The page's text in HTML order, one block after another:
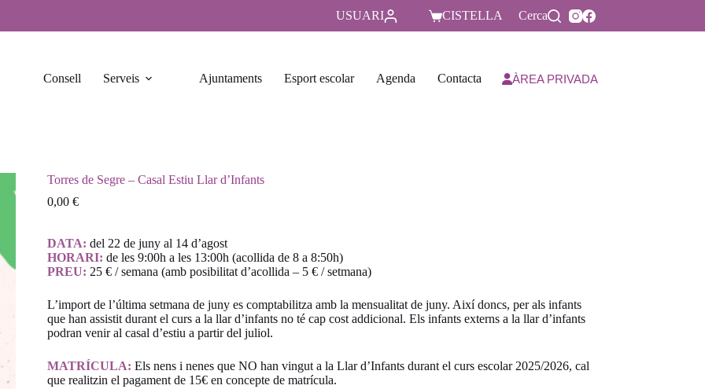
USUARI CISTELLA Cerca
Consell Serveis Ajuntaments Esport escolar Agenda Contacta ÀREA PRIVADA
Torres de Segre – Casal Estiu Llar d’Infants
0,00 €
DATA: del 22 de juny al 14 d’agost
HORARI: de les 9:00h a les 13:00h (acollida de 8 a 8:50h)
PREU: 25 € / semana (amb posibilitat d’acollida – 5 € / setmana)
L’import de l’última setmana de juny es comptabilitza amb la mensualitat de juny. Així doncs, per als infants
que han assistit durant el curs a la llar d’infants no té cap cost addicional. Els infants externs a la llar d’infants
podran venir al casal d’estiu a partir del juliol.
MATRÍCULA: Els nens i nenes que NO han vingut a la Llar d’Infants durant el curs escolar 2025/2026, cal
que realitzin el pagament de 15€ en concepte de matrícula.